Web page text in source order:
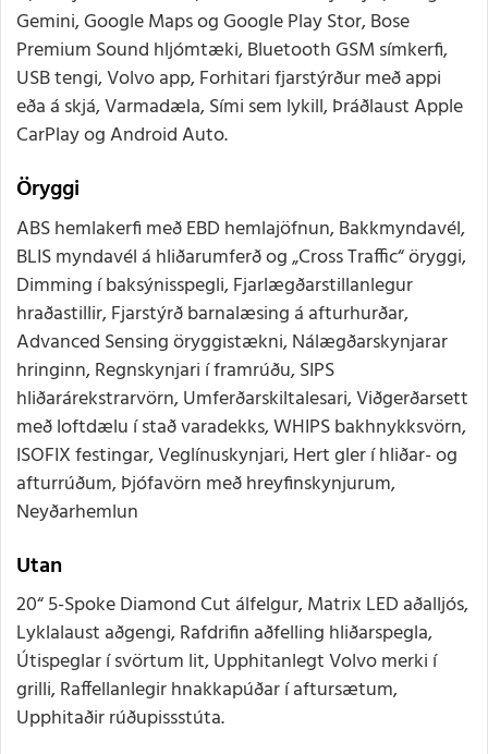
Gemini, Google Maps og Google Play Stor, Bose
Premium Sound hljómtæki, Bluetooth GSM símkerfi,
USB tengi, Volvo app, Forhitari fjarstýrður með appi
eða á skjá, Varmadæla, Sími sem lykill, Þráðlaust Apple
CarPlay og Android Auto.
Öryggi
ABS hemlakerfi með EBD hemlajöfnun, Bakkmyndavél,
BLIS myndavél á hliðarumferð og „Cross Traffic“ öryggi,
Dimming í baksýnisspegli, Fjarlægðarstillanlegur
hraðastillir, Fjarstýrð barnalæsing á afturhurðar,
Advanced Sensing öryggistækni, Nálægðarskynjarar
hringinn, Regnskynjari í framrúðu, SIPS
hliðarárekstrarvörn, Umferðarskiltalesari, Viðgerðarsett
með loftdælu í stað varadekks, WHIPS bakhnykksvörn,
ISOFIX festingar, Veglínuskynjari, Hert gler í hliðar- og
afturrúðum, Þjófavörn með hreyfinskynjurum,
Neyðarhemlun
Utan
20“ 5-Spoke Diamond Cut álfelgur, Matrix LED aðalljós,
Lyklalaust aðgengi, Rafdrifin aðfelling hliðarspegla,
Útispeglar í svörtum lit, Upphitanlegt Volvo merki í
grilli, Raffellanlegir hnakkapúðar í aftursætum,
Upphitaðir rúðupissstúta.